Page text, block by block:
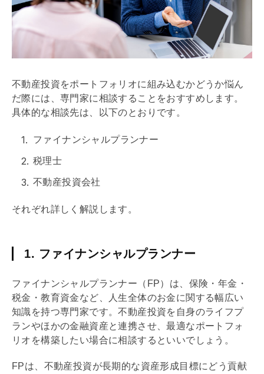
不動産投資をポートフォリオに組み込むかどうか悩ん
だ際には、専門家に相談することをおすすめします。
具体的な相談先は、以下のとおりです。
ファイナンシャルプランナー
税理士
不動産投資会社
それぞれ詳しく解説します。
1. ファイナンシャルプランナー
ファイナンシャルプランナー（FP）は、保険・年金・
税金・教育資金など、人生全体のお金に関する幅広い
知識を持つ専門家です。不動産投資を自身のライフプ
ランやほかの金融資産と連携させ、最適なポートフォ
リオを構築したい場合に相談するといいでしょう。
FPは、不動産投資が長期的な資産形成目標にどう貢献